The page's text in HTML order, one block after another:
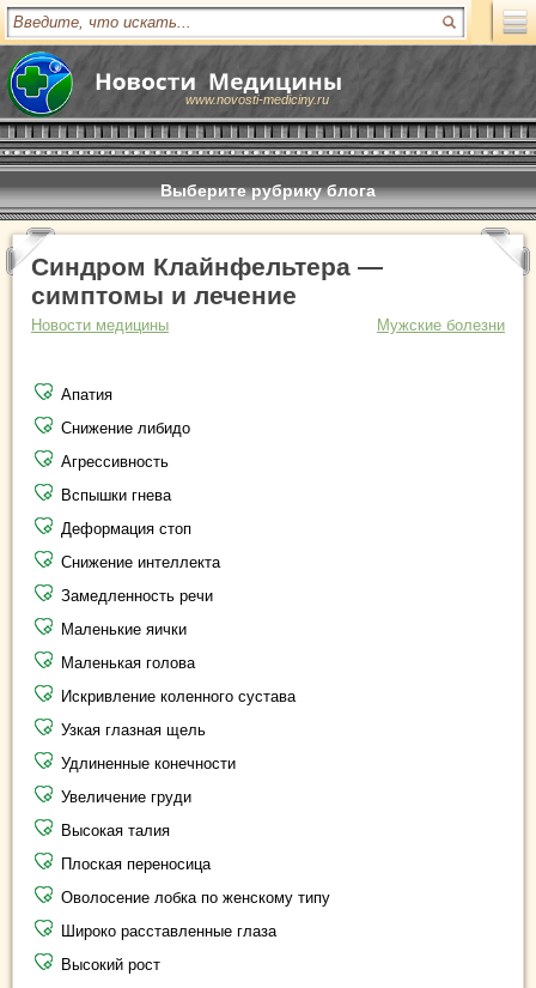
www.novosti-mediciny.ru
Выберите рубрику блога
Синдром Клайнфельтера —
симптомы и лечение
Новости медицины Мужские болезни
Апатия
Снижение либидо
Агрессивность
Вспышки гнева
Деформация стоп
Снижение интеллекта
Замедленность речи
Маленькие яички
Маленькая голова
Искривление коленного сустава
Узкая глазная щель
Удлиненные конечности
Увеличение груди
Высокая талия
Плоская переносица
Оволосение лобка по женскому типу
Широко расставленные глаза
Высокий рост